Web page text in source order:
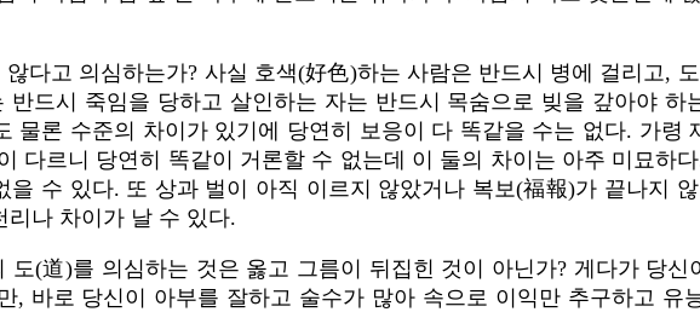
다고 의심하는가? 사실 호색(好色)하는 사람은 반드시 병에 걸리고,
드시 죽임을 당하고 살인하는 자는 반드시 목숨으로 빚을 갚아야
물론 수준의 차이가 있기에 당연히 보응이 다 똑같을 수는 없다. 가령
다르니 당연히 똑같이 거론할 수 없는데 이 둘의 차이는 아주 미묘하
을 수 있다. 또 상과 벌이 아직 이르지 않았거나 복보(福報)가 끝나지
리나 차이가 날 수 있다.
도(道)를 의심하는 것은 옳고 그름이 뒤집힌 것이 아닌가? 게다가 당
, 바로 당신이 아부를 잘하고 술수가 많아 속으로 이익만 추구하고